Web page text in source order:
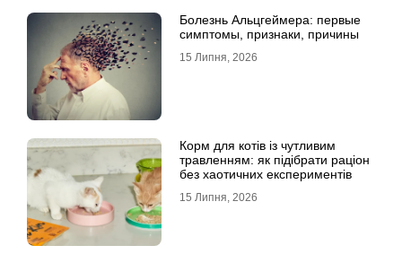
Болезнь Альцгеймера: первые
симптомы, признаки, причины
15 Липня, 2026
Корм для котів із чутливим
травленням: як підібрати раціон
без хаотичних експериментів
15 Липня, 2026